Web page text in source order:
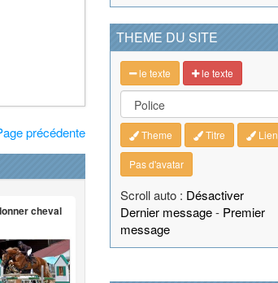
précédente
cheval
THEME DU SITE
le texte le texte
Theme Titre Lien
Pas d'avatar
Scroll auto : Désactiver
Dernier message- Premier
message